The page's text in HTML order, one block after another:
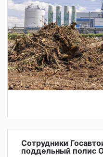
Сотрудники
поддельный полис